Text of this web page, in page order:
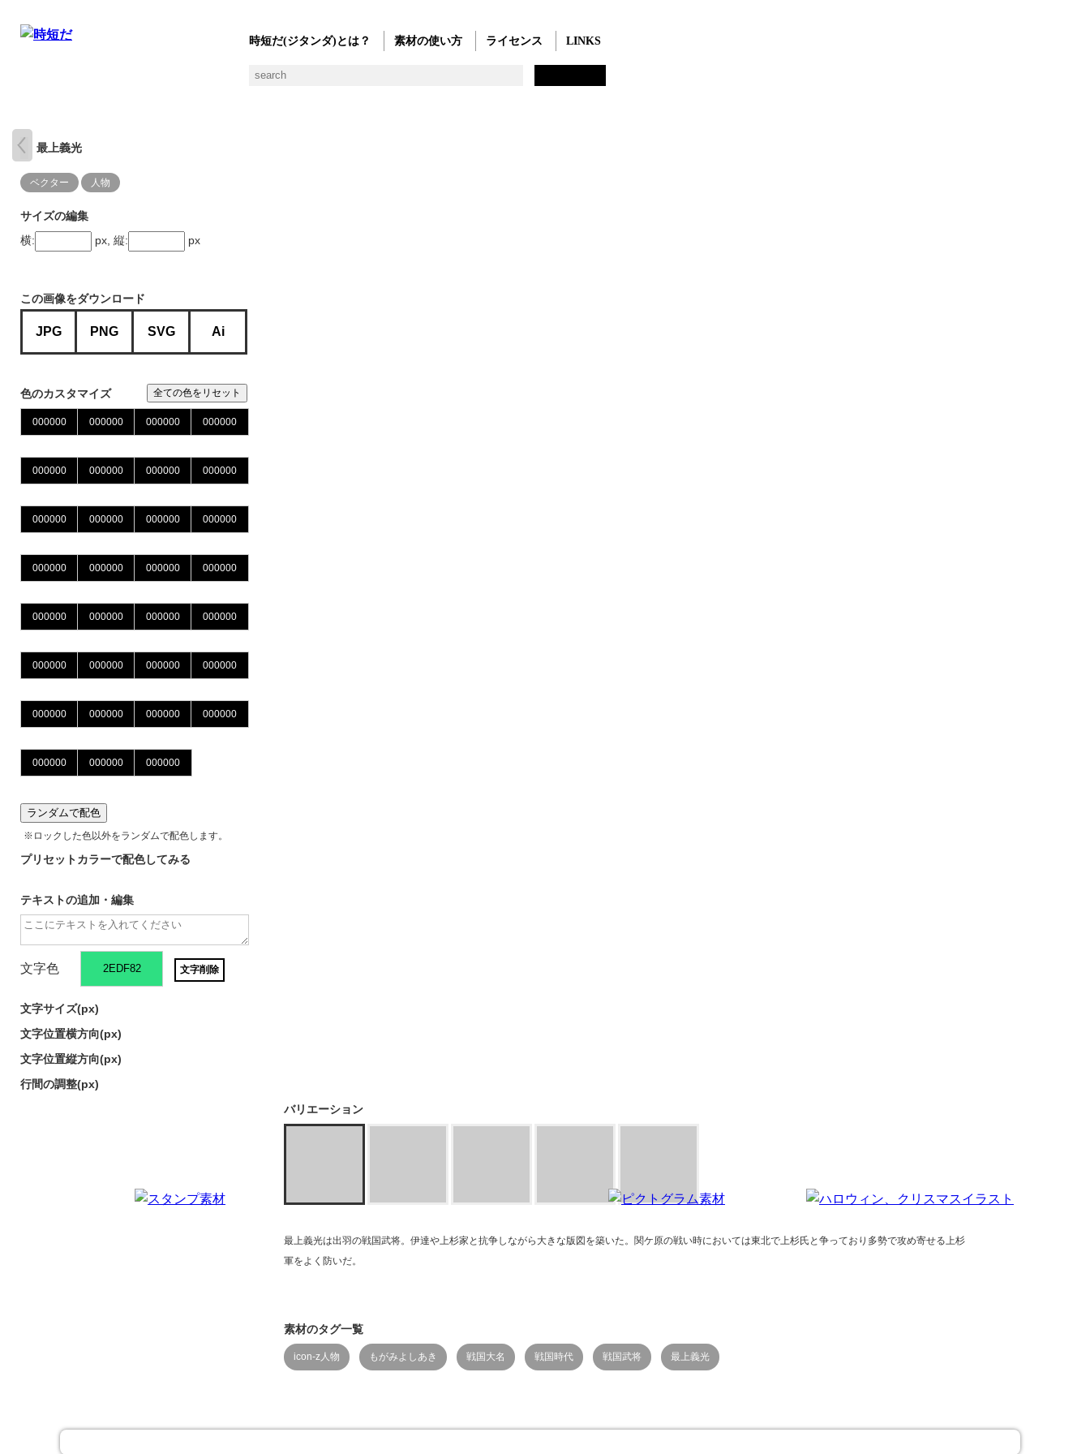
時短だ(ジタンダ)とは？ 素材の使い方 ライセンス LINKS
最上義光
ベクター 人物
サイズの編集
横:
px, 縦: px
この画像をダウンロード
JPG PNG SVG Ai
色のカスタマイズ 全ての色をリセット
ランダムで配色
※ロックした色以外をランダムで配色します。
プリセットカラーで配色してみる
テキストの追加・編集
文字色 文字削除
文字サイズ(px)
文字位置横方向(px)
文字位置縦方向(px)
行間の調整(px)
バリエーション
最上義光は出羽の戦国武将。伊達や上杉家と抗争しながら大きな版図を築いた。関ケ原の戦い時においては東北で上杉氏と争っており多勢で攻め寄せる上杉
軍をよく防いだ。
素材のタグ一覧
icon-z人物 もがみよしあき 戦国大名 戦国時代 戦国武将 最上義光